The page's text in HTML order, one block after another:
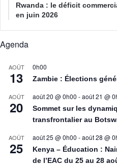
Rwanda : le déficit
en juin 2026
Agenda
AOÛT
13
0h00
Zambie : Élections
AOÛT
20
août 20 @ 0h00 -août 21 @
Sommet sur les
transfrontalier au
AOÛT
25
août 25 @ 0h00 -août 28 @
Kenya – Éducation :
de l’EAC du 25 au 28